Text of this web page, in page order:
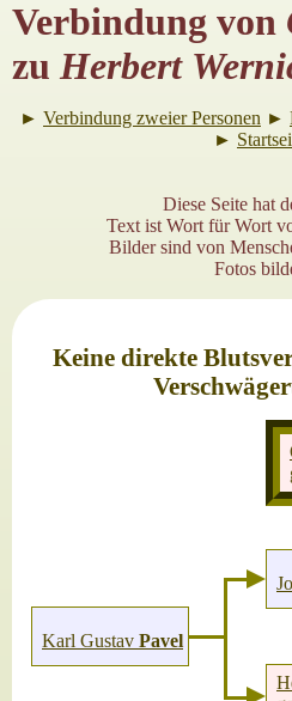
Verbindung von
zu Herbert
► Verbindung zweier Personen ►
►
Diese Seite hat
Text ist Wort für Wort
Bilder sind von
Fotos
Keine direkte
Karl Gustav Pavel